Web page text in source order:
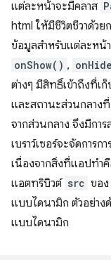
แต่ละหน้าจะมีคลาส
html ให้มีชีวิตชีวาด้วย
ข้อมูลสำหรับแต่ละหน้
onShow() ,
ต่างๆ มีสิทธิ์เข้าถึงที่เ
และสถานะส่วนกลาง
จากส่วนกลาง จึงมีการ
เบราว์เซอร์จะจัดการ
เนื่องจากสิ่งที่แอปทำ
แอตทริบิวต์ src ขอ
แบบไดนามิก ตัวอย่าง
แบบไดนามิก